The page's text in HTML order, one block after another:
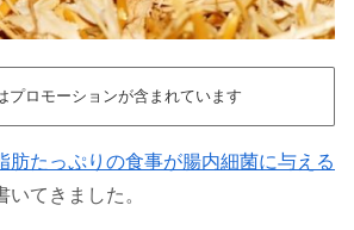
プロモーションが含まれています
肪たっぷりの食事が腸内細菌に与える
いてきました。